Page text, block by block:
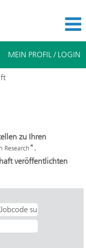
MEIN PROFIL / LOGIN
(aktuelle
zu Ihren
Research".
veröffentlichten